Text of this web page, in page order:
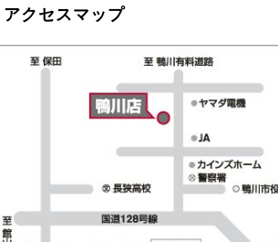
アクセスマップ